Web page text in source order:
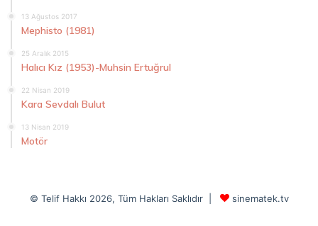
13 Ağustos 2017
Mephisto (1981)
25 Aralık 2015
Halıcı Kız (1953)-Muhsin Ertuğrul
22 Nisan 2019
Kara Sevdalı Bulut
13 Nisan 2019
Motör
© Telif Hakkı 2026, Tüm Hakları Saklıdır | sinematek.tv